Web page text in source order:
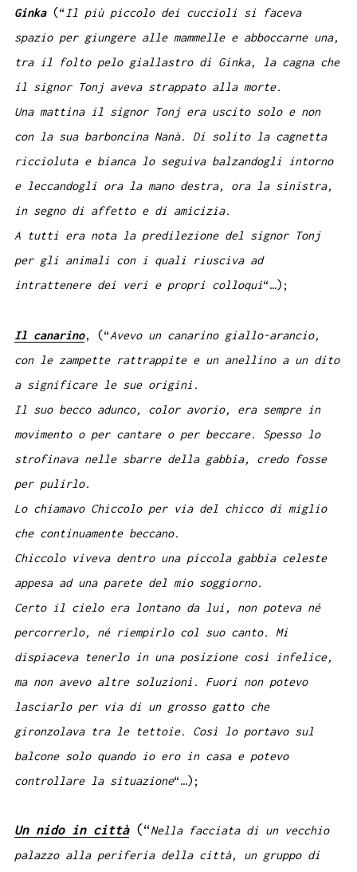
Ginka(“ Il più piccolo dei cuccioli si faceva
spazio per giungere alle mammelle e abboccarne una,
tra il folto pelo giallastro di Ginka, la cagna che
il signor Tonj aveva strappato alla morte.
Una mattina il signor Tonj era uscito solo e non
con la sua barboncina Nanà. Di solito la cagnetta
riccioluta e bianca lo seguiva balzandogli intorno
e leccandogli ora la mano destra, ora la sinistra,
in segno di affetto e di amicizia.
A tutti era nota la predilezione del signor Tonj
per gli animali con i quali riusciva ad
intrattenere dei veri e propri colloqui“…);
Il canarino, (“Avevo un canarino giallo-arancio,
con le zampette rattrappite e un anellino a un dito
a significare le sue origini.
Il suo becco adunco, color avorio, era sempre in
movimento o per cantare o per beccare. Spesso lo
strofinava nelle sbarre della gabbia, credo fosse
per pulirlo.
Lo chiamavo Chiccolo per via del chicco di miglio
che continuamente beccano.
Chiccolo viveva dentro una piccola gabbia celeste
appesa ad una parete del mio soggiorno.
Certo il cielo era lontano da lui, non poteva né
percorrerlo, né riempirlo col suo canto. Mi
dispiaceva tenerlo in una posizione così infelice,
ma non avevo altre soluzioni. Fuori non potevo
lasciarlo per via di un grosso gatto che
gironzolava tra le tettoie. Così lo portavo sul
balcone solo quando io ero in casa e potevo
controllare la situazione“…);
Un nido in città(“Nella facciata di un vecchio
palazzo alla periferia della città, un gruppo di